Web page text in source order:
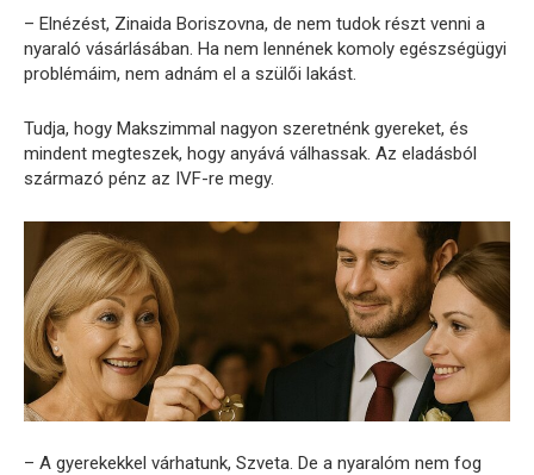
– Elnézést, Zinaida Boriszovna, de nem tudok részt venni a
nyaraló vásárlásában. Ha nem lennének komoly egészségügyi
problémáim, nem adnám el a szülői lakást.
Tudja, hogy Makszimmal nagyon szeretnénk gyereket, és
mindent megteszek, hogy anyává válhassak. Az eladásból
származó pénz az IVF-re megy.
– A gyerekekkel várhatunk, Szveta. De a nyaralóm nem fog